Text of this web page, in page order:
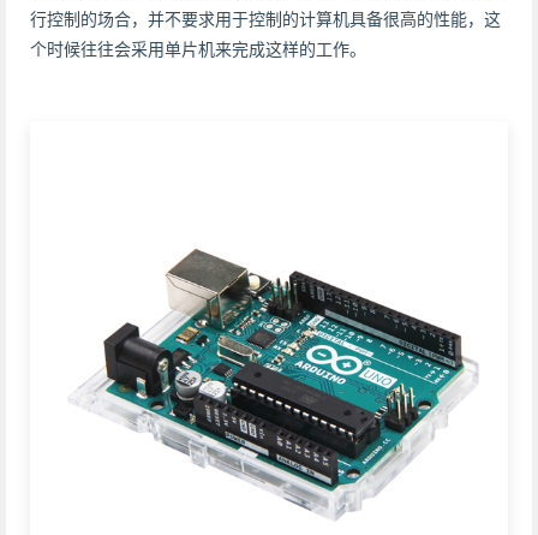
行控制的场合，并不要求用于控制的计算机具备很高的性能，这
个时候往往会采用单片机来完成这样的工作。